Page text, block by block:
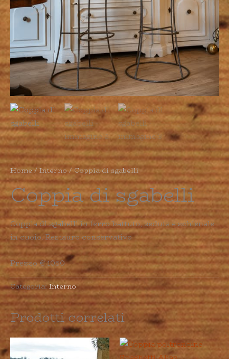
Home/ Interno/ Coppia di sgabelli
Coppia di sgabelli
Coppia di sgabelli in ferro battuto, seduta e schienale
in cuoio. Restauro conservativo
Prezzo € 1050
Categoria:Interno
Prodotti correlati